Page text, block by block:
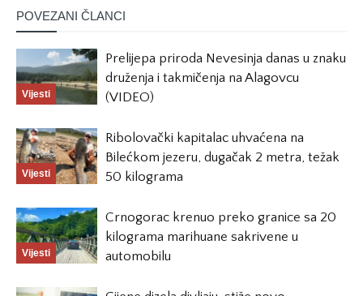
POVEZANI ČLANCI
Vijesti
Prelijepa priroda Nevesinja danas u znaku
druženja i takmičenja na Alagovcu
(VIDEO)
Vijesti
Ribolovački kapitalac uhvaćena na
Bilećkom jezeru, dugačak 2 metra, težak
50 kilograma
Vijesti
Crnogorac krenuo preko granice sa 20
kilograma marihuane sakrivene u
automobilu